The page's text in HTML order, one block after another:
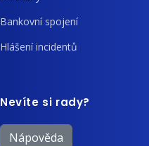
Bankovní spojení
Hlášení incidentů
Nevíte si rady?
Nápověda